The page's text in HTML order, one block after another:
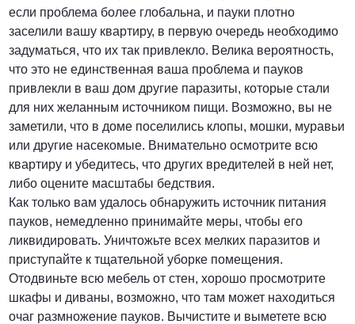
если проблема более глобальна, и пауки плотно
заселили вашу квартиру, в первую очередь необходимо
задуматься, что их так привлекло. Велика вероятность,
что это не единственная ваша проблема и пауков
привлекли в ваш дом другие паразиты, которые стали
для них желанным источником пищи. Возможно, вы не
заметили, что в доме поселились клопы, мошки, муравьи
или другие насекомые. Внимательно осмотрите всю
квартиру и убедитесь, что других вредителей в ней нет,
либо оцените масштабы бедствия.
Как только вам удалось обнаружить источник питания
пауков, немедленно принимайте меры, чтобы его
ликвидировать. Уничтожьте всех мелких паразитов и
приступайте к тщательной уборке помещения.
Отодвиньте всю мебель от стен, хорошо просмотрите
шкафы и диваны, возможно, что там может находиться
очаг размножение пауков. Вычистите и выметете всю